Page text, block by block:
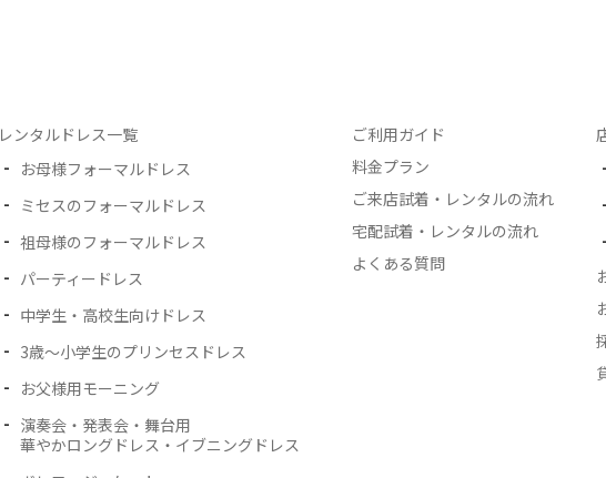
レンタルドレス一覧
お母様フォーマルドレス
ミセスのフォーマルドレス
祖母様のフォーマルドレス
パーティードレス
中学生・高校生向けドレス
3歳〜小学生のプリンセスドレス
お父様用モーニング
演奏会・発表会・舞台用
華やかロングドレス・イブニングドレス
ご利用ガイド
料金プラン
ご来店試着・レンタルの流れ
宅配試着・レンタルの流れ
よくある質問